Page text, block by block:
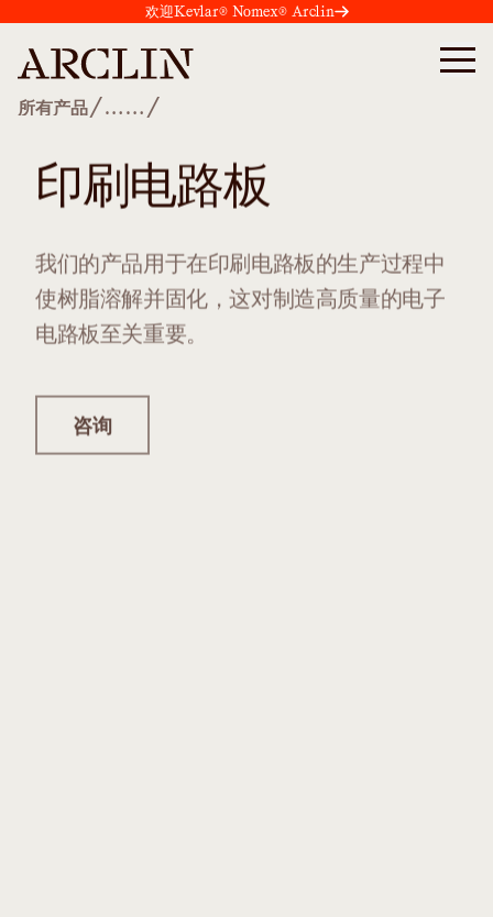
欢迎Kevlar® Nomex® Arclin
所有产品/…… /
印刷电路板
我们的产品用于在印刷电路板的生产过程中
使树脂溶解并固化，这对制造高质量的电子
电路板至关重要。
咨询